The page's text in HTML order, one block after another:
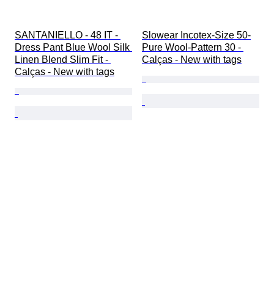
SANTANIELLO - 48 IT -
Dress Pant Blue Wool Silk
Linen Blend Slim Fit -
Calças - New with tags
Slowear Incotex-Size 50-
Pure Wool-Pattern 30 -
Calças - New with tags